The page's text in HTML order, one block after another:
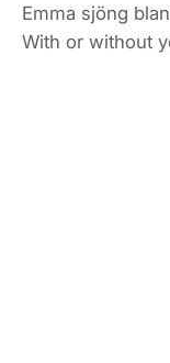
Emma sjöng
With or without